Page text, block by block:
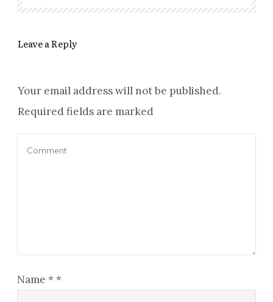
Leave a Reply
Your email address will not be published.
Required fields are marked
Name * *